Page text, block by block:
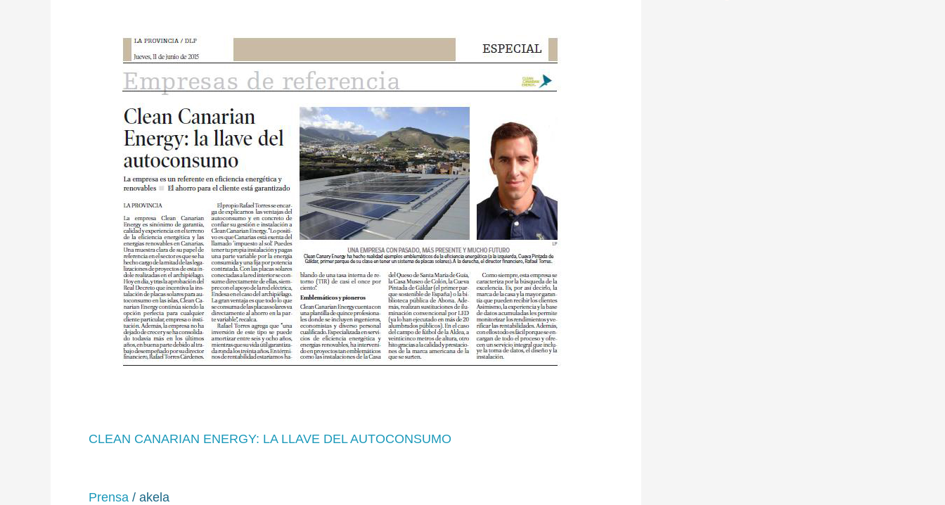
CLEAN CANARIAN ENERGY: LA LLAVE DEL AUTOCONSUMO
Prensa / akela
CLEAN
CANARIAN
ENERGY:
LLAVE
AUTOCONSUMO